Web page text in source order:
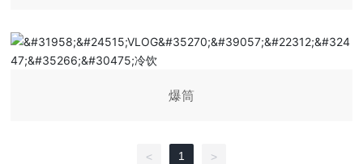
爆筒
< 1 >